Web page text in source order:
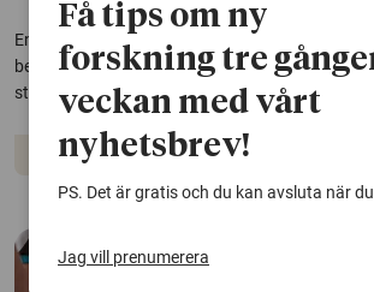
En rask promenad på fem minuter extra om
betydelse för folkhälsan och förebygga många
studie som omfattar 135 000 äldre personer.
Träning Åldrande
Få tips om ny
forskning tre
veckan med vårt
nyhetsbrev!
PS. Det är gratis och du kan avsluta när
Jag vill prenumerera